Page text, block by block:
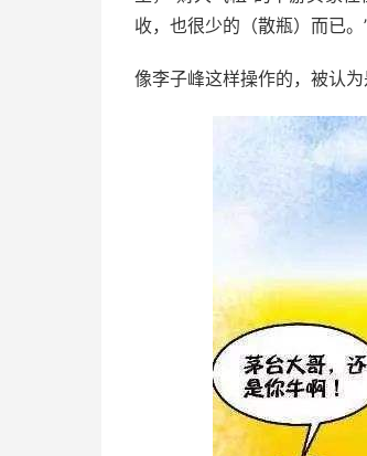
收，也很少的（散瓶）而已。
像李子峰这样操作的，被认为